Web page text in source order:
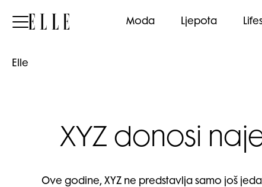
Elle Moda Ljepota
Elle
XYZ donosi
Ove godine, XYZ ne predstavlja samo još